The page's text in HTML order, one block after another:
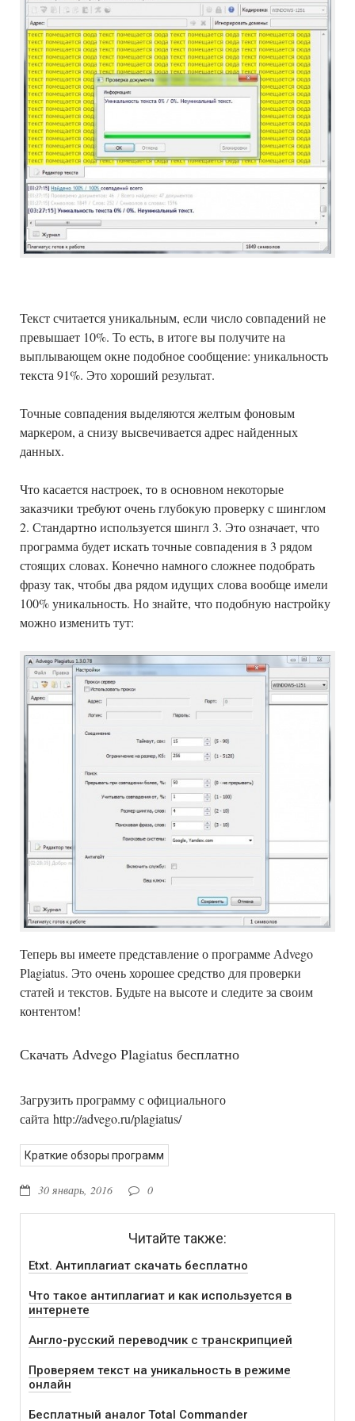
Текст считается уникальным, если число совпадений не
превышает 10%. То есть, в итоге вы получите на
выплывающем окне подобное сообщение: уникальность
текста 91%. Это хороший результат.
Точные совпадения выделяются желтым фоновым
маркером, а снизу высвечивается адрес найденных
данных.
Что касается настроек, то в основном некоторые
заказчики требуют очень глубокую проверку с шинглом
2. Стандартно используется шингл 3. Это означает, что
программа будет искать точные совпадения в 3 рядом
стоящих словах. Конечно намного сложнее подобрать
фразу так, чтобы два рядом идущих слова вообще имели
100% уникальность. Но знайте, что подобную настройку
можно изменить тут:
Теперь вы имеете представление о программе Аdvego
Рlagiatus. Это очень хорошее средство для проверки
статей и текстов. Будьте на высоте и следите за своим
контентом!
Скачать Аdvego Рlagiatus бесплатно
Загрузить программу с официального
сайта http://advego.ru/plagiatus/
Краткие обзоры программ
30 январь, 2016 0
Читайте также:
Etxt. Антиплагиат скачать бесплатно
Что такое антиплагиат и как используется в
интернете
Англо-русский переводчик с транскрипцией
Проверяем текст на уникальность в режиме
онлайн
Бесплатный аналог Total Commander